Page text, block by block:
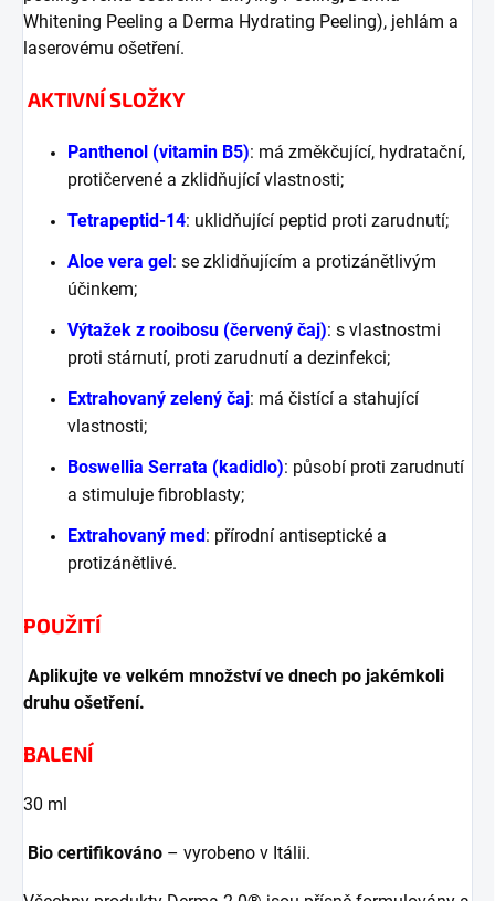
Whitening Peeling a Derma Hydrating Peeling), jehlám a
laserovému ošetření.
AKTIVNÍ SLOŽKY
Panthenol (vitamin B5): má změkčující, hydratační,
protičervené a zklidňující vlastnosti;
Tetrapeptid-14: uklidňující peptid proti zarudnutí;
Aloe vera gel : se zklidňujícím a protizánětlivým
účinkem;
Výtažek z rooibosu (červený čaj): s vlastnostmi
proti stárnutí, proti zarudnutí a dezinfekci;
Extrahovaný zelený čaj: má čistící a stahující
vlastnosti;
Boswellia Serrata (kadidlo): působí proti zarudnutí
a stimuluje fibroblasty;
Extrahovaný med : přírodní antiseptické a
protizánětlivé.
POUŽITÍ
Aplikujte ve velkém množství ve dnech po jakémkoli
druhu ošetření.
BALENÍ
30 ml
Bio certifikováno – vyrobeno v Itálii.